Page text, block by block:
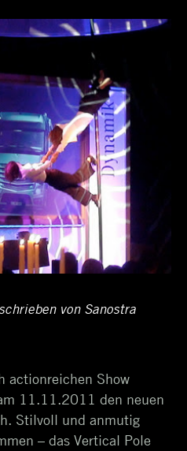
von Sanostra
actionreichen Show
11.11.2011 den neuen
Stilvoll und anmutig
– das Vertical Pole